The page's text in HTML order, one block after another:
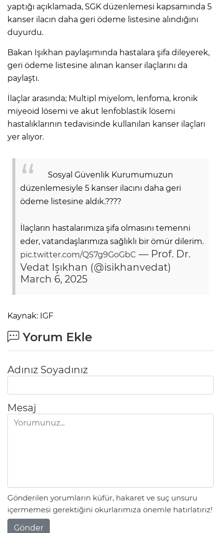
yaptığı açıklamada, SGK düzenlemesi kapsamında 5
kanser ilacın daha geri ödeme listesine alındığını
duyurdu.
Bakan Işıkhan paylaşımında hastalara şifa dileyerek,
geri ödeme listesine alınan kanser ilaçlarını da
paylaştı.
İlaçlar arasında; Multipl miyelom, lenfoma, kronik
miyeoid lösemi ve akut lenfoblastik lösemi
hastalıklarının tedavisinde kullanılan kanser ilaçları
yer alıyor.
Sosyal Güvenlik Kurumumuzun
düzenlemesiyle 5 kanser ilacını daha geri
ödeme listesine aldık.????
İlaçların hastalarımıza şifa olmasını temenni
eder, vatandaşlarımıza sağlıklı bir ömür dilerim.
pic.twitter.com/QS7g9GoGbC — Prof. Dr.
Vedat Işıkhan (@isikhanvedat)
March 6, 2025
Kaynak: IGF
Yorum Ekle
Adınız Soyadınız
Mesaj
Gönderilen yorumların küfür, hakaret ve suç unsuru
içermemesi gerektiğini okurlarımıza önemle hatırlatırız!
Gönder